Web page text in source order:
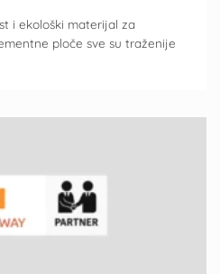
i ekološki materijal za
ploče sve su traženije